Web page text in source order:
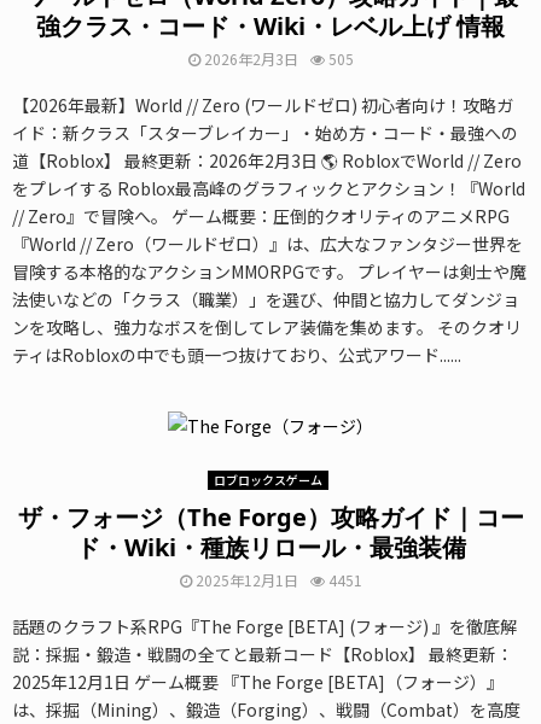
強クラス・コード・Wiki・レベル上げ 情報
2026年2月3日 505
【2026年最新】World // Zero (ワールドゼロ) 初心者向け！攻略ガ
イド：新クラス「スターブレイカー」・始め方・コード・最強への
道【Roblox】 最終更新：2026年2月3日 🌎 RobloxでWorld // Zero
をプレイする Roblox最高峰のグラフィックとアクション！『World
// Zero』で冒険へ。 ゲーム概要：圧倒的クオリティのアニメRPG
『World // Zero（ワールドゼロ）』は、広大なファンタジー世界を
冒険する本格的なアクションMMORPGです。 プレイヤーは剣士や魔
法使いなどの「クラス（職業）」を選び、仲間と協力してダンジョ
ンを攻略し、強力なボスを倒してレア装備を集めます。 そのクオリ
ティはRobloxの中でも頭一つ抜けており、公式アワード......
ロブロックスゲーム
ザ・フォージ（The Forge）攻略ガイド｜コー
ド・Wiki・種族リロール・最強装備
2025年12月1日 4451
話題のクラフト系RPG『The Forge [BETA] (フォージ) 』を徹底解
説：採掘・鍛造・戦闘の全てと最新コード【Roblox】 最終更新：
2025年12月1日 ゲーム概要 『The Forge [BETA]（フォージ）』
は、採掘（Mining）、鍛造（Forging）、戦闘（Combat）を高度